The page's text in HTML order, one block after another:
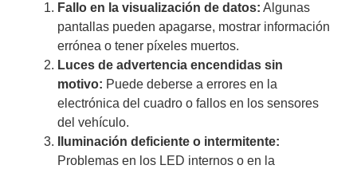
Fallo en la visualización de datos: Algunas
pantallas pueden apagarse, mostrar información
errónea o tener píxeles muertos.
Luces de advertencia encendidas sin
motivo: Puede deberse a errores en la
electrónica del cuadro o fallos en los sensores
del vehículo.
Iluminación deficiente o intermitente:
Problemas en los LED internos o en la